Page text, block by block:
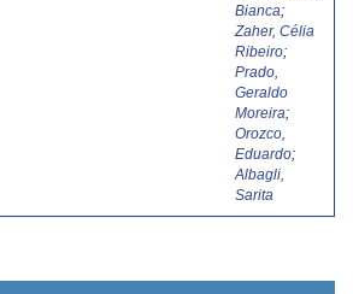
Bianca;
Zaher, Célia
Ribeiro;
Prado,
Geraldo
Moreira;
Orozco,
Eduardo;
Albagli,
Sarita